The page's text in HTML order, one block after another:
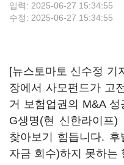
입력: 2025-06-27 15:34:55
수정: 2025-06-27 15:34:55
[뉴스토마토 신수정 기
장에서 사모펀드가 고
거 보험업권의 M&A
G생명(현 신한라이프
찾아보기 힘듭니다.
자금 회수)하지 못하는